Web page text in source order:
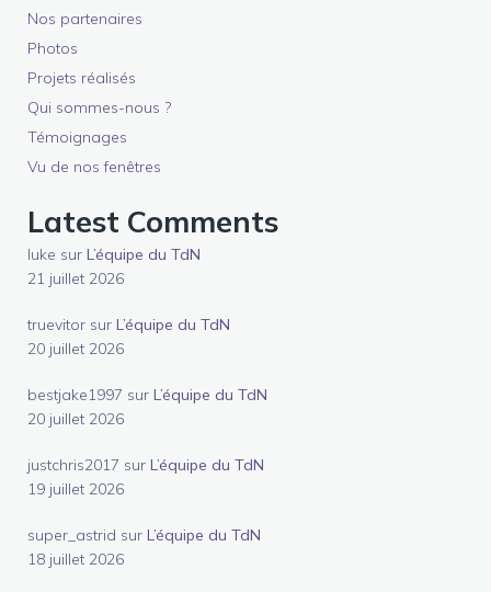
Nos partenaires
Photos
Projets réalisés
Qui sommes-nous ?
Témoignages
Vu de nos fenêtres
Latest Comments
luke sur L’équipe du TdN
21 juillet 2026
truevitor sur L’équipe du TdN
20 juillet 2026
bestjake1997 sur L’équipe du TdN
20 juillet 2026
justchris2017 sur L’équipe du TdN
19 juillet 2026
super_astrid sur L’équipe du TdN
18 juillet 2026